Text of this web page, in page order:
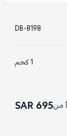
DB-8198
1 كجم
من695 SAR